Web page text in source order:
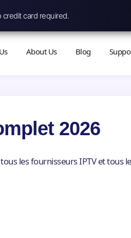
credit card required.
About Us Blog
2026
les fournisseurs IPTV et tous